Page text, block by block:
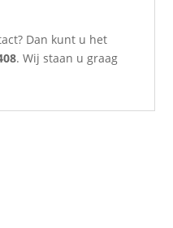
Dan kunt u het
. Wij staan u graag